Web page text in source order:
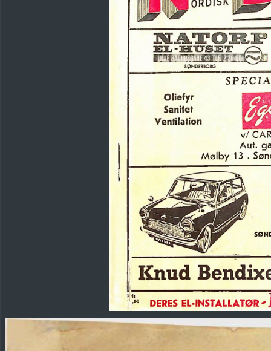
EL-HUSET
SØNDERBORG
DERES EL-INSTALLATØR
7 ,00
LIUE RAOHUSGADF 43 TLE 2 26rBDi
Oliefyr
Sanitet
Ventilation
y/
Aut.
Mølby 13 .
Knud